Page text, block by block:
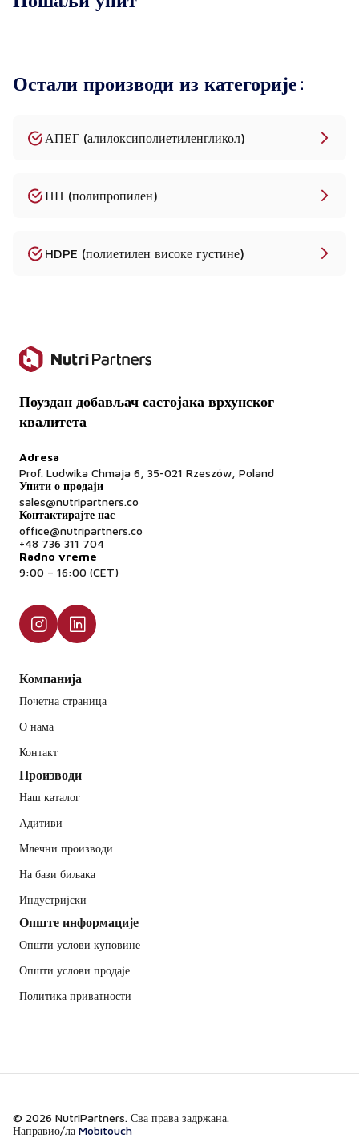
Нудимо различите квалитете за дување, екструзију и
Да, доступне су транспарентне и млечне варијанте.
Да, LLDPE је материјал који се може рециклирати.
Остали производи из категорије:
АПЕГ (алилоксиполиетиленгликол)
ПП (полипропилен)
HDPE (полиетилен високе густине)
Поуздан добављач састојака врхунског
квалитета
Adresa
Prof. Ludwika Chmaja 6, 35-021 Rzeszów, Poland
Упити о продаји
sales@nutripartners.co
Контактирајте нас
office@nutripartners.co
+48 736 311 704
Radno vreme
9:00 – 16:00 (CET)
Компанија
Почетна страница
О нама
Контакт
Производи
Наш каталог
Адитиви
Млечни производи
На бази биљака
Индустријски
Опште информације
Општи услови куповине
Општи услови продаје
Политика приватности
© 2026 NutriPartners. Сва права задржана.
Направио/ла Mobitouch